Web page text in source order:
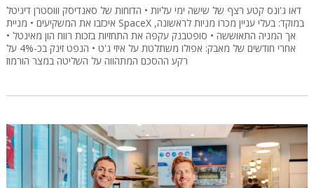
דאו ג'ונס קטע רצף של שישה ימי עליות • הדוחות של סאנדיסק וווסטרן דיגיטל
איכזבו את המשקיעים • מניית SpaceX במוקד: בעלי עניין מכרו מניות לראשונה,
אך המניה התאוששה • סופטבנק עקפה את התחזיות בזכות רווח הון מאינטל •
אחרי חודשים של מאבק: אפולו משתלטת על איזי ג'ט • הנפט זינק בכ-4% על
רקע ההסכם המתהווה על השליטה במצר הורמוז